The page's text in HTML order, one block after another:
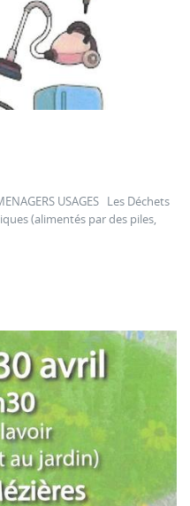
USAGES Les Déchets
(alimentés par des piles,